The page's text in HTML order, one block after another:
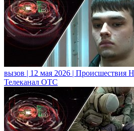
вызов | 12 мая 2026 | Происшествия
Телеканал ОТС